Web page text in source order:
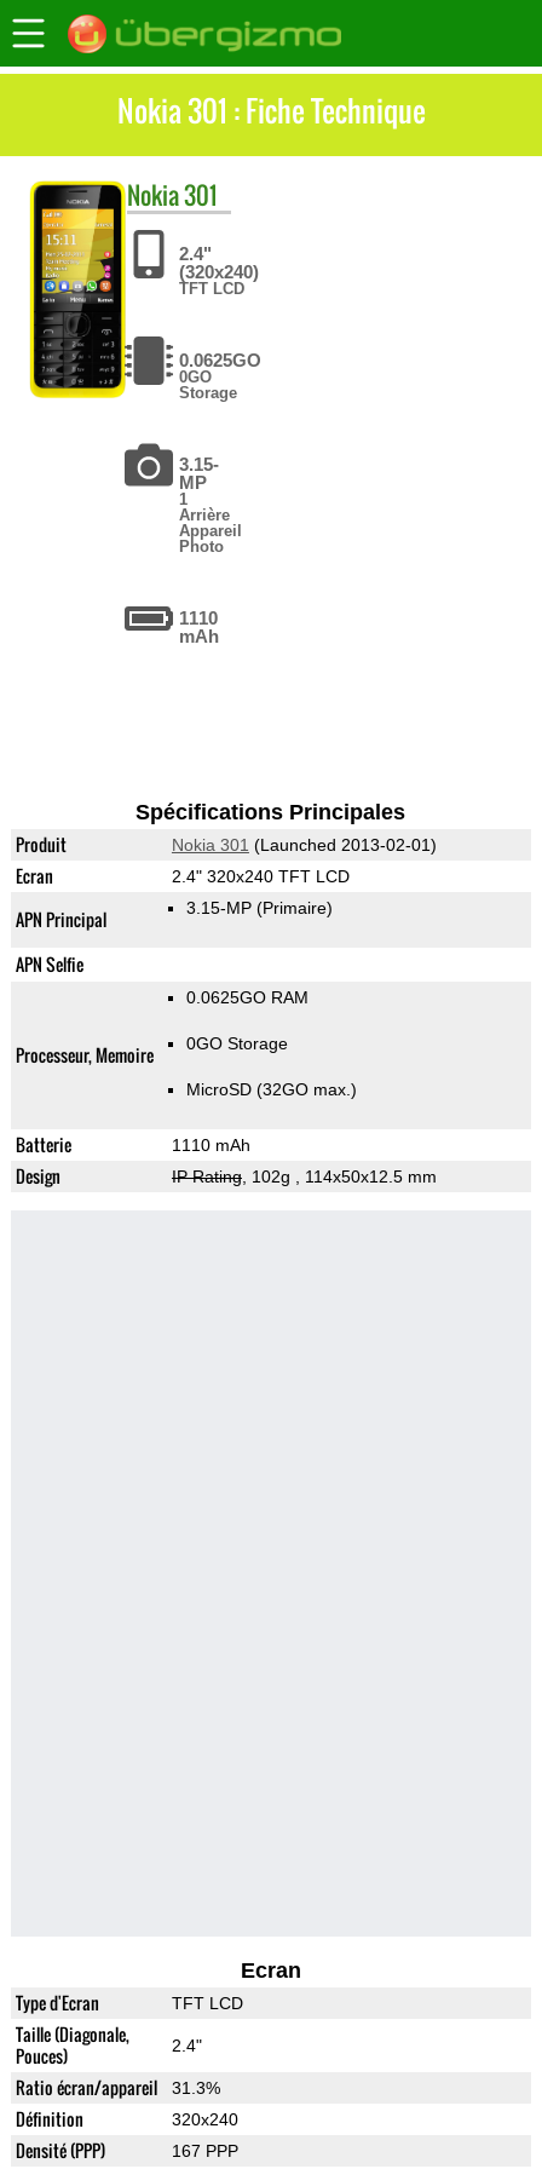
Nokia 301 : Fiche Technique
Nokia301
2.4"
(320x240)
TFT LCD
0.0625GO
0GO
Storage
3.15-
MP
1
Arrière
Appareil
Photo
1110
mAh
Spécifications Principales
Produit Nokia 301 (Launched 2013-02-01)
Ecran 2.4" 320x240 TFT LCD
APN Principal 3.15-MP (Primaire)
APN Selfie
Processeur, Memoire
0.0625GO RAM
0GO Storage
MicroSD (32GO max.)
Batterie 1110 mAh
Design IP Rating, 102g , 114x50x12.5 mm
Ecran
Type d'Ecran TFT LCD
Taille (Diagonale,
Pouces)
2.4"
Ratio écran/appareil 31.3%
Définition 320x240
Densité (PPP) 167 PPP